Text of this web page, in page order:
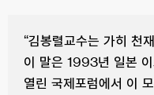
“김봉렬교수는 가히 천
이 말은 1993년 일본
열린 국제포럼에서 이